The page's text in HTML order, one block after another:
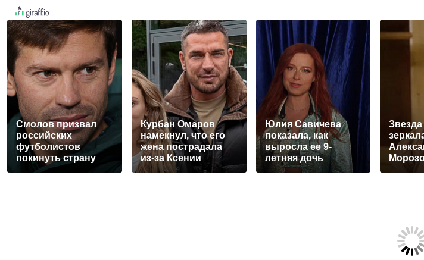
Смолов призвал
российских
футболистов
покинуть страну
Курбан Омаров
намекнул, что его
жена пострадала
из-за Ксении
Бородиной
Юлия Савичева
показала, как
выросла ее 9-
летняя дочь